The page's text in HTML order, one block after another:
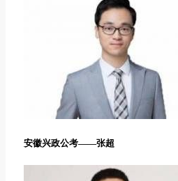
安徽兴政公考——张超